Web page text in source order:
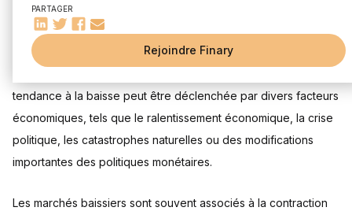
Evénements mondiaux
Impact du bear market
Sur les investisseurs
Sur le marché du travail
PARTAGER
Rejoindre Finary
accompagnée d'un sentiment pessimiste généralisé parmi les
investisseurs. Lorsque l'indice général d'une bourse, tel que
le S&P 500, chute de 20% ou plus par rapport à son sommet
tendance à la baisse peut être déclenchée par divers facteurs
économiques, tels que le ralentissement économique, la crise
politique, les catastrophes naturelles ou des modifications
importantes des politiques monétaires.
Les marchés baissiers sont souvent associés à la contraction